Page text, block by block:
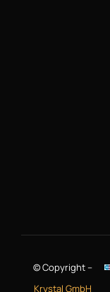
© Copyright –
Krystal GmbH